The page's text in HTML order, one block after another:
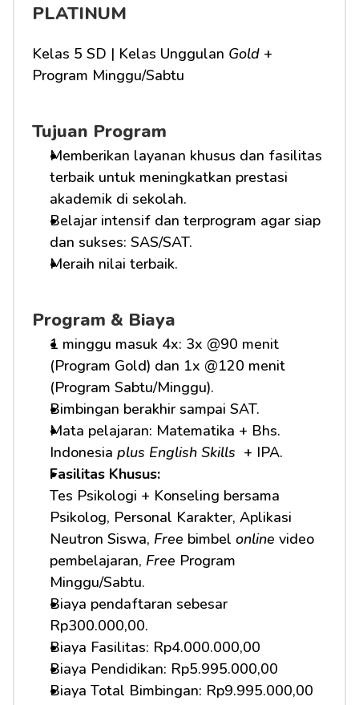
PLATINUM
Kelas 5 SD | Kelas Unggulan Gold +
Program Minggu/Sabtu
Tujuan Program
Memberikan layanan khusus dan fasilitas
terbaik untuk meningkatkan prestasi
akademik di sekolah.
Belajar intensif dan terprogram agar siap
dan sukses: SAS/SAT.
Meraih nilai terbaik.
Program & Biaya
1 minggu masuk 4x: 3x @90 menit
(Program Gold) dan 1x @120 menit
(Program Sabtu/Minggu).
Bimbingan berakhir sampai SAT.
Mata pelajaran: Matematika + Bhs.
Indonesia plus English Skills + IPA.
Fasilitas Khusus:
Tes Psikologi + Konseling bersama
Psikolog, Personal Karakter, Aplikasi
Neutron Siswa, Free bimbel online video
pembelajaran, Free Program
Minggu/Sabtu.
Biaya pendaftaran sebesar
Rp300.000,00.
Biaya Fasilitas: Rp4.000.000,00
Biaya Pendidikan: Rp5.995.000,00
Biaya Total Bimbingan: Rp9.995.000,00